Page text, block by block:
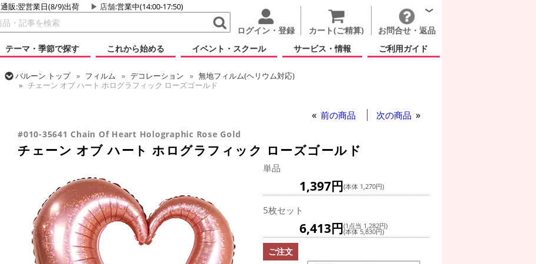
通販:翌営業日(8/9)出荷 店舗:営業中(14:00-17:50)
ログイン・登録 カート(ご精算)
お問合せ・返品
テーマ・季節で探す
これから始める イベント・スクール サービス・情報 ご利用ガイド
バルーン トップ フィルム デコレーション
無地フィルム(ヘリウム対応)
チェーン オブ ハート ホログラフィック ローズゴールド
前の商品 次の商品
#010-35641 Chain Of Heart Holographic Rose Gold
チェーン オブ ハート ホログラフィック ローズゴールド
単品
1,397円(本体 1,270円)
5枚セット
6,413円(1点当 1,282円)
(本体 5,830円)
ご注文